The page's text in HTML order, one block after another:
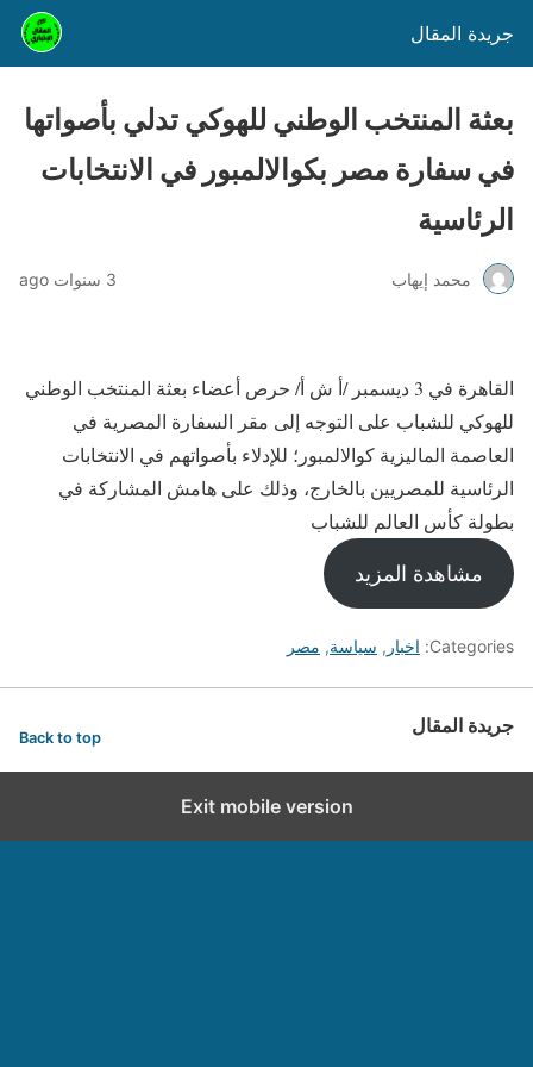
جريدة المقال
بعثة المنتخب الوطني للهوكي تدلي بأصواتها
في سفارة مصر بكوالالمبور في الانتخابات
الرئاسية
محمد إيهاب 3 سنوات ago
القاهرة في 3 ديسمبر /أ ش أ/ حرص أعضاء بعثة المنتخب الوطني
للهوكي للشباب على التوجه إلى مقر السفارة المصرية في
العاصمة الماليزية كوالالمبور؛ للإدلاء بأصواتهم في الانتخابات
الرئاسية للمصريين بالخارج، وذلك على هامش المشاركة في
بطولة كأس العالم للشباب
مشاهدة المزيد
Categories: اخبار , سياسة, مصر
جريدة المقال Back to top
Exit mobile version